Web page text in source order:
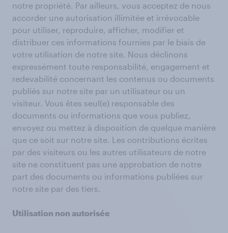
notre propriété. Par ailleurs, vous acceptez de nous
accorder une autorisation illimitée et irrévocable
pour utiliser, reproduire, afficher, modifier et
distribuer ces informations fournies par le biais de
votre utilisation de notre site. Nous déclinons
expressément toute responsabilité, engagement et
redevabilité concernant les contenus ou documents
publiés sur notre site par un utilisateur ou un
visiteur. Vous êtes seul(e) responsable des
documents ou informations que vous publiez,
envoyez ou mettez à disposition de quelque manière
que ce soit sur notre site. Les contributions écrites
par des visiteurs ou les autres utilisateurs de notre
site ne constituent pas une approbation de notre
part des documents ou informations publiées sur
notre site par des tiers.
Utilisation non autorisée